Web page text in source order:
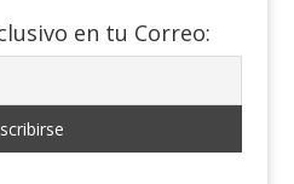
en tu Correo: